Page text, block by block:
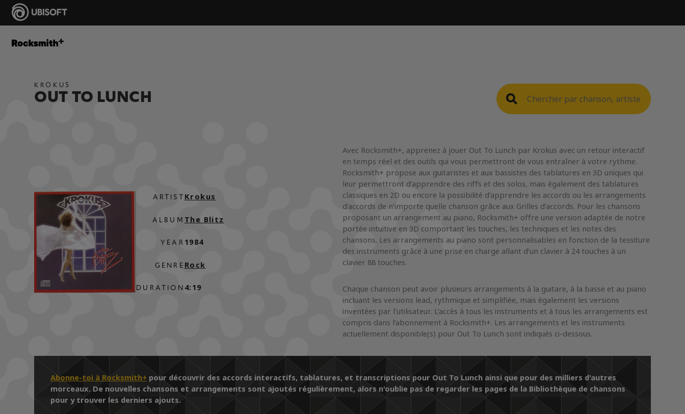
KROKUS
OUT TO LUNCH
ARTIST
ALBUM
YEAR
GENRE
DURATION
Krokus
The Blitz
1984
Rock
4:19
Avec Rocksmith+, apprenez à jouer Out To Lunch par Krokus avec un retour interactif
en temps réel et des outils qui vous permettront de vous entraîner à votre rythme.
Rocksmith+ propose aux guitaristes et aux bassistes des tablatures en 3D uniques qui
leur permettront d’apprendre des riffs et des solos, mais également des tablatures
classiques en 2D ou encore la possibilité d’apprendre les accords ou les arrangements
d’accords de n’importe quelle chanson grâce aux Grilles d’accords. Pour les chansons
proposant un arrangement au piano, Rocksmith+ offre une version adaptée de notre
portée intuitive en 3D comportant les touches, les techniques et les notes des
chansons. Les arrangements au piano sont personnalisables en fonction de la tessiture
des instruments grâce à une prise en charge allant d’un clavier à 24 touches à un
clavier 88 touches.
Chaque chanson peut avoir plusieurs arrangements à la guitare, à la basse et au piano
incluant les versions lead, rythmique et simplifiée, mais également les versions
inventées par l’utilisateur. L’accès à tous les instruments et à tous les arrangements est
compris dans l’abonnement à Rocksmith+. Les arrangements et les instruments
actuellement disponible(s) pour Out To Lunch sont indiqués ci-dessous.
Abonne-toi à Rocksmith+ pour découvrir des accords interactifs, tablatures, et transcriptions pour Out To Lunch ainsi que pour des milliers d'autres
morceaux. De nouvelles chansons et arrangements sont ajoutés régulièrement, alors n'oublie pas de regarder les pages de la Bibliothèque de chansons
pour y trouver les derniers ajouts.